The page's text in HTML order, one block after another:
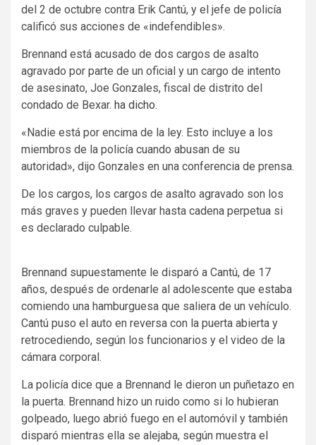
del 2 de octubre contra Erik Cantú, y el jefe de policía
calificó sus acciones de «indefendibles».
Brennand está acusado de dos cargos de asalto
agravado por parte de un oficial y un cargo de intento
de asesinato, Joe Gonzales, fiscal de distrito del
condado de Bexar. ha dicho.
«Nadie está por encima de la ley. Esto incluye a los
miembros de la policía cuando abusan de su
autoridad», dijo Gonzales en una conferencia de prensa.
De los cargos, los cargos de asalto agravado son los
más graves y pueden llevar hasta cadena perpetua si
es declarado culpable.
Brennand supuestamente le disparó a Cantú, de 17
años, después de ordenarle al adolescente que estaba
comiendo una hamburguesa que saliera de un vehículo.
Cantú puso el auto en reversa con la puerta abierta y
retrocediendo, según los funcionarios y el video de la
cámara corporal.
La policía dice que a Brennand le dieron un puñetazo en
la puerta. Brennand hizo un ruido como si lo hubieran
golpeado, luego abrió fuego en el automóvil y también
disparó mientras ella se alejaba, según muestra el